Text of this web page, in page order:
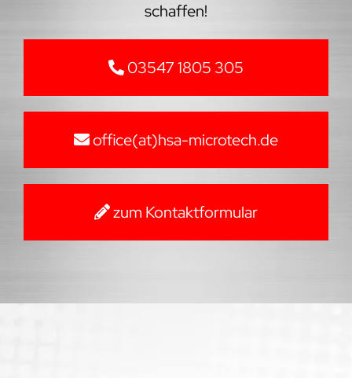
schaffen!
03547 1805 305
office(at)hsa-microtech.de
zum Kontaktformular